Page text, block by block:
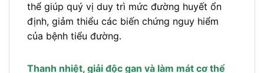
thể giúp quý vị duy trì mức đường huyết ổn
định, giảm thiểu các biến chứng nguy hiểm
của bệnh tiểu đường.
Thanh nhiệt, giải độc gan và làm mát cơ thể